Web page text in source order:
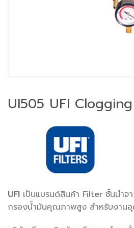
UI505 UFI
UFI เป็นแบรนด์สินค้า Filter ชั้นนำจ
กรองน้ำมันคุณภาพสูง สำหรับงานอุ